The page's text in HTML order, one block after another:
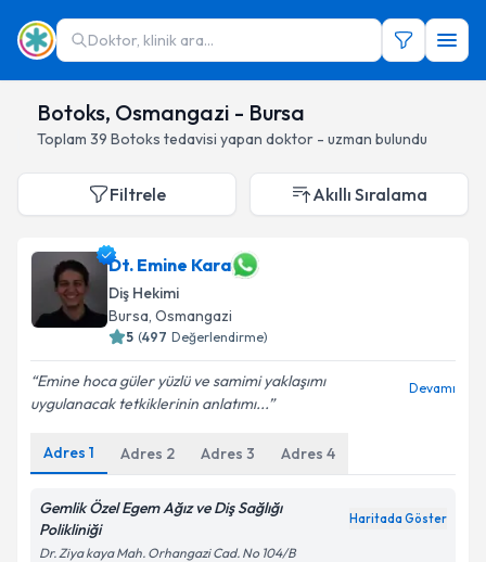
Doktor, klinik ara...
Botoks, Osmangazi - Bursa
Toplam 39 Botoks tedavisi yapan doktor - uzman bulundu
Filtrele Akıllı Sıralama
Dt. Emine Kara
Diş Hekimi
Bursa, Osmangazi
5 (497 Değerlendirme)
Emine hoca güler yüzlü ve samimi yaklaşımı
uygulanacak tetkiklerinin anlatımı...
Devamı
Adres 1 Adres 2 Adres 3 Adres 4
Gemlik Özel Egem Ağız ve Diş Sağlığı
Polikliniği
Haritada Göster
Dr. Ziya kaya Mah. Orhangazi Cad. No 104/B